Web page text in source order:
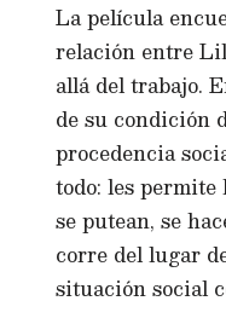
La película
relación entre
allá del trabajo.
de su condición
procedencia
todo: les permite
se putean, se
corre del lugar
situación social